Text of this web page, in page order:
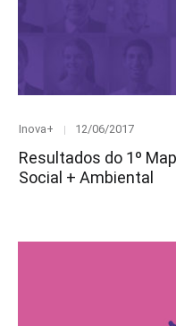
Category
Inova+
Posted
12/06/2017
Resultados do 1º
Social + Ambiental